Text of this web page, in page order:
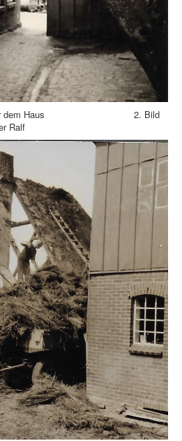
vor dem Haus 2. Bild
Ralf